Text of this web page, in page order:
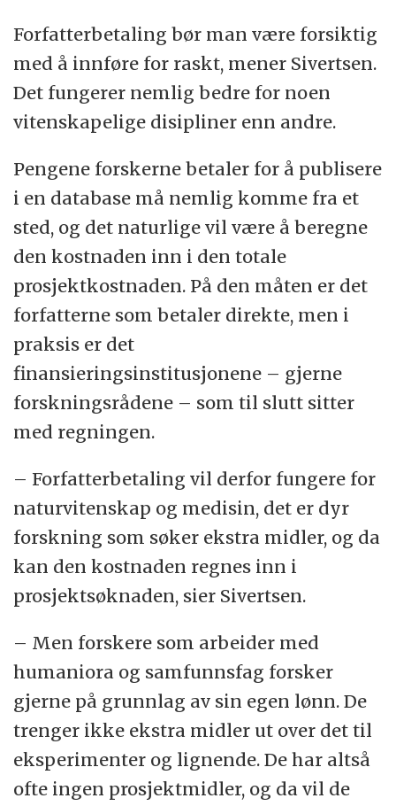
Forfatterbetaling bør man være forsiktig
med å innføre for raskt, mener Sivertsen.
Det fungerer nemlig bedre for noen
vitenskapelige disipliner enn andre.
Pengene forskerne betaler for å publisere
i en database må nemlig komme fra et
sted, og det naturlige vil være å beregne
den kostnaden inn i den totale
prosjektkostnaden. På den måten er det
forfatterne som betaler direkte, men i
praksis er det
finansieringsinstitusjonene – gjerne
forskningsrådene – som til slutt sitter
med regningen.
– Forfatterbetaling vil derfor fungere for
naturvitenskap og medisin, det er dyr
forskning som søker ekstra midler, og da
kan den kostnaden regnes inn i
prosjektsøknaden, sier Sivertsen.
– Men forskere som arbeider med
humaniora og samfunnsfag forsker
gjerne på grunnlag av sin egen lønn. De
trenger ikke ekstra midler ut over det til
eksperimenter og lignende. De har altså
ofte ingen prosjektmidler, og da vil de